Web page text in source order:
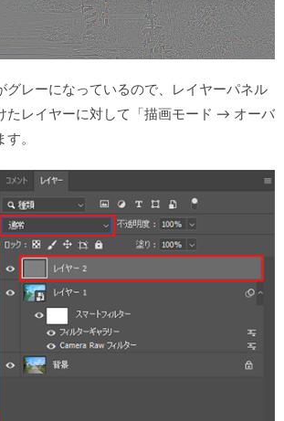
グレーになっているので、レイヤーパネル
たレイヤーに対して「描画モード → オーバ
。